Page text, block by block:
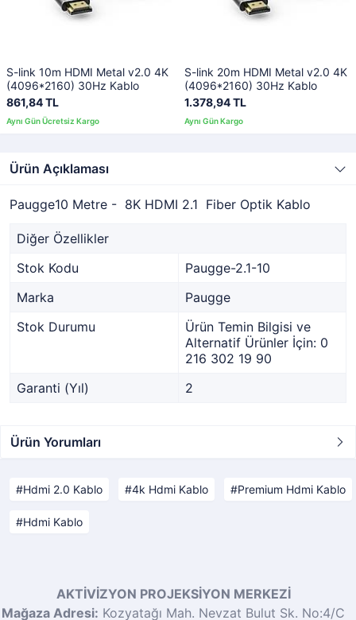
S-link 10m HDMI Metal v2.0 4K
(4096*2160) 30Hz Kablo
861,84 TL
S-link 20m HDMI Metal v2.0 4K
(4096*2160) 30Hz Kablo
1.378,94 TL
Ürün Açıklaması
Paugge10 Metre - 8K HDMI 2.1 Fiber Optik Kablo
Diğer Özellikler
Stok Kodu
Paugge-2.1-10
Marka
Paugge
Stok Durumu
Ürün Temin Bilgisi ve
Alternatif Ürünler İçin: 0
216 302 19 90
Garanti (Yıl)
2
Ürün Yorumları
Hdmi 2.0 Kablo 4k Hdmi Kablo Premium Hdmi Kablo
Hdmi Kablo
AKTİVİZYON PROJEKSİYON MERKEZİ
Mağaza Adresi: Kozyatağı Mah. Nevzat Bulut Sk. No:4/C